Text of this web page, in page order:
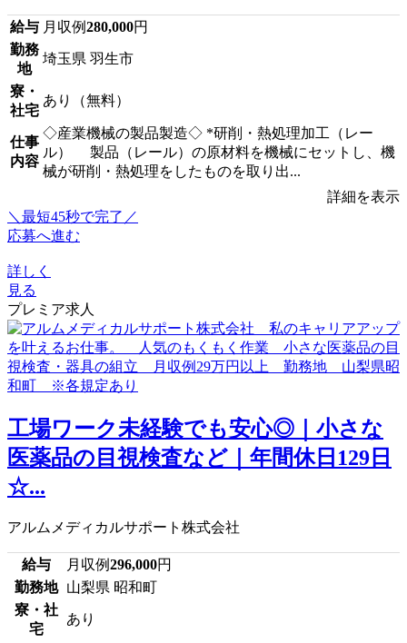
給与 月収例280,000円
勤務
地
埼玉県 羽生市
寮・
社宅
あり（無料）
仕事
内容
◇産業機械の製品製造◇ *研削・熱処理加工（レー
ル） 製品（レール）の原材料を機械にセットし、機
械が研削・熱処理をしたものを取り出...
詳細を表示
＼最短45秒で完了／
応募へ進む
詳しく
見る
プレミア求人
工場ワーク未経験でも安心◎｜小さな
医薬品の目視検査など｜年間休日129日
☆...
アルムメディカルサポート株式会社
給与 月収例296,000円
勤務地 山梨県 昭和町
寮・社
宅
あり